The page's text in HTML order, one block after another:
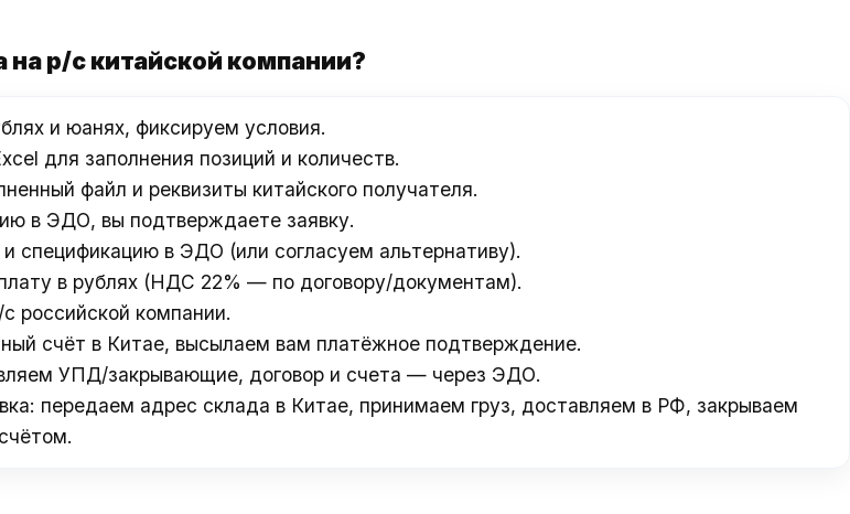
на р/с китайской компании?
и юанях, фиксируем условия.
для заполнения позиций и количеств.
файл и реквизиты китайского получателя.
в ЭДО, вы подтверждаете заявку.
спецификацию в ЭДО (или согласуем альтернативу).
в рублях (НДС 22% — по договору/документам).
российской компании.
счёт в Китае, высылаем вам платёжное подтверждение.
УПД/закрывающие, договор и счета — через ЭДО.
передаем адрес склада в Китае, принимаем груз, доставляем в РФ, закрываем